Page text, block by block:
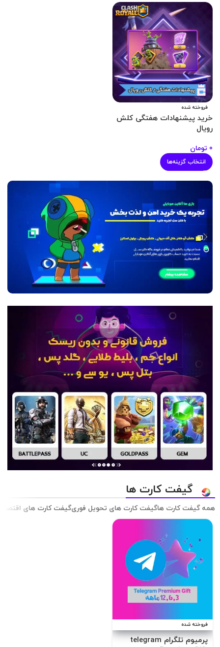
فروخته شده
خرید پیشنهادات هفتگی کلش
رویال
0 تومان
انتخاب گزینه‌ها
گیفت کارت ها
همه گیفت کارت هاگیفت کارت های تحویل فوریگیفت کارت های
فروخته شده
پرمیوم تلگرام telegram